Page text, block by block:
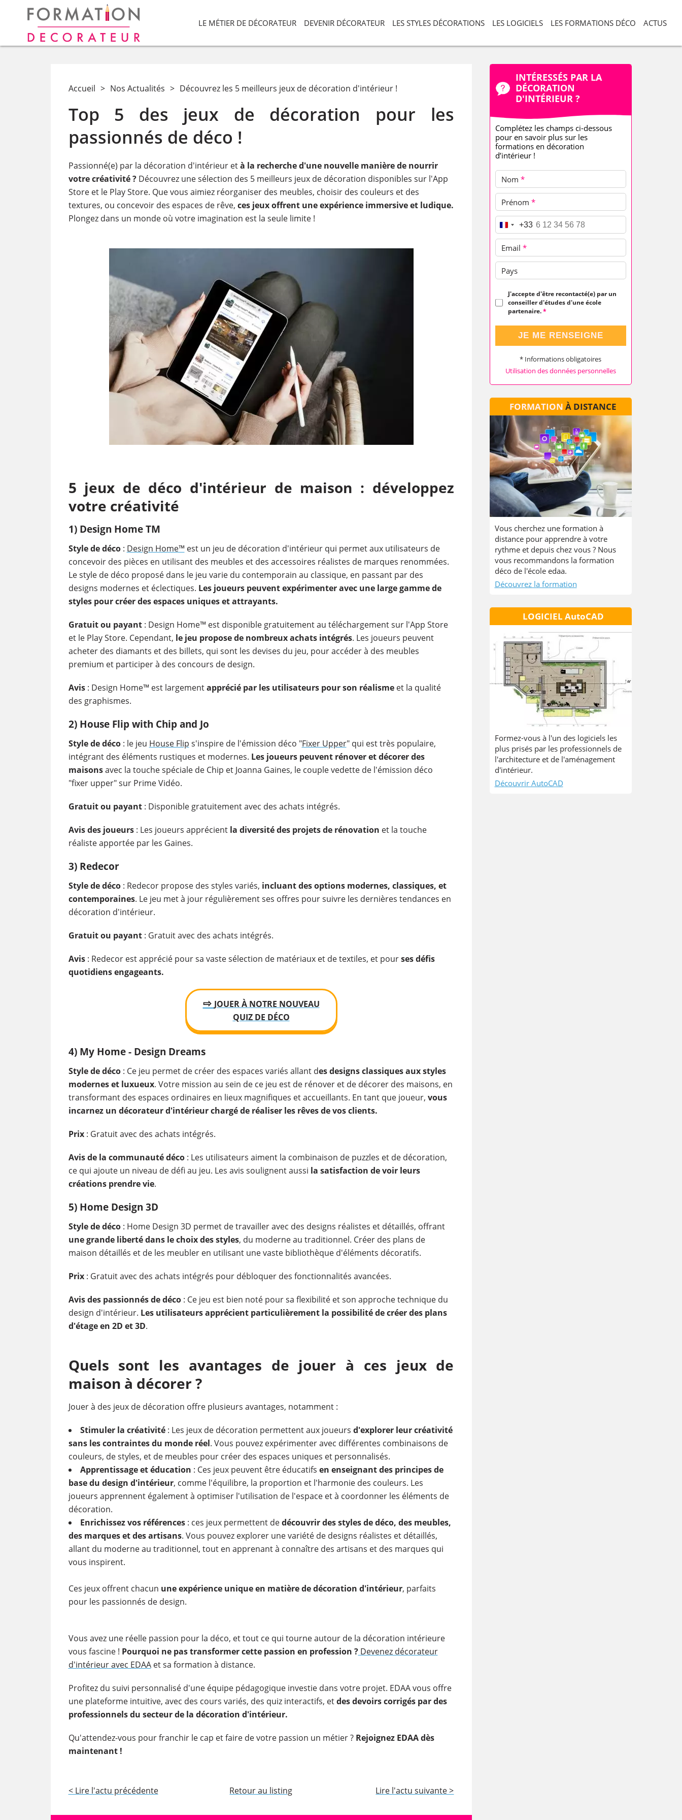
LE MÉTIER DE DÉCORATEUR DEVENIR DÉCORATEUR LES STYLES DÉCORATIONS LES LOGICIELS LES FORMATIONS DÉCO ACTUS
Accueil > Nos Actualités > Découvrez les 5 meilleurs jeux de décoration d'intérieur !
Top 5 des jeux de décoration pour les
passionnés de déco !
Passionné(e) par la décoration d'intérieur età la recherche d'une nouvelle manière de nourrir
votre créativité ?Découvrez une sélection des 5 meilleurs jeux de décoration disponibles sur l'App
Store et le Play Store. Que vous aimiez réorganiser des meubles, choisir des couleurs et des
textures, ou concevoir des espaces de rêve, ces jeux offrent une expérience immersive et ludique.
Plongez dans un monde où votre imagination est la seule limite !
5 jeux de déco d'intérieur de maison : développez
votre créativité
1) Design Home TM
Style de déco: Design Home™ est un jeu de décoration d'intérieur qui permet aux utilisateurs de
concevoir des pièces en utilisant des meubles et des accessoires réalistes de marques renommées.
Le style de déco proposé dans le jeu varie du contemporain au classique, en passant par des
designs modernes et éclectiques. Les joueurs peuvent expérimenter avec une large gamme de
styles pour créer des espaces uniques et attrayants.
Gratuit ou payant: Design Home™ est disponible gratuitement au téléchargement sur l'App Store
et le Play Store. Cependant, le jeu propose de nombreux achats intégrés. Les joueurs peuvent
acheter des diamants et des billets, qui sont les devises du jeu, pour accéder à des meubles
premium et participer à des concours de design.
Avis: Design Home™ est largementapprécié par les utilisateurs pour son réalisme et la qualité
des graphismes.
2) House Flip with Chip and Jo
Style de déco: le jeu House Flip s'inspire de l'émission déco "Fixer Upper" qui est très populaire,
intégrant des éléments rustiques et modernes. Les joueurs peuvent rénover et décorer des
maisonsavec la touche spéciale de Chip et Joanna Gaines, le couple vedette de l'émission déco
"fixer upper" sur Prime Vidéo.
Gratuit ou payant: Disponible gratuitement avec des achats intégrés.
Avis des joueurs: Les joueurs apprécient la diversité des projets de rénovation et la touche
réaliste apportée par les Gaines.
3) Redecor
Style de déco: Redecor propose des styles variés, incluant des options modernes, classiques, et
contemporaines. Le jeu met à jour régulièrement ses offres pour suivre les dernières tendances en
décoration d'intérieur.
Gratuit ou payant: Gratuit avec des achats intégrés.
Avis: Redecor est apprécié pour sa vaste sélection de matériaux et de textiles, et pourses défis
quotidiens engageants.
⇨ JOUER À NOTRE NOUVEAU
QUIZ DE DÉCO
4) My Home - Design Dreams
Style de déco: Ce jeu permet de créer des espaces variés allant des designs classiques aux styles
modernes et luxueux. Votre mission au sein de ce jeu est de rénover et de décorer des maisons, en
transformant des espaces ordinaires en lieux magnifiques et accueillants. En tant que joueur, vous
incarnez un décorateur d'intérieur chargé de réaliser les rêves de vos clients.
Prix: Gratuit avec des achats intégrés.
Avis de la communauté déco: Les utilisateurs aiment la combinaison de puzzles et de décoration,
ce qui ajoute un niveau de défi au jeu. Les avis soulignent aussi la satisfaction de voir leurs
créations prendre vie.
5) Home Design 3D
Style de déco: Home Design 3D permet de travailler avec des designs réalistes et détaillés, offrant
une grande liberté dans le choix des styles, du moderne au traditionnel. Créer des plans de
maison détaillés et de les meubler en utilisant une vaste bibliothèque d'éléments décoratifs.
Prix: Gratuit avec des achats intégrés pour débloquer des fonctionnalités avancées.
Avis des passionnés de déco: Ce jeu est bien noté pour sa flexibilité et son approche technique du
design d'intérieur. Les utilisateurs apprécient particulièrement la possibilité de créer des plans
d'étage en 2D et 3D.
Quels sont les avantages de jouer à ces jeux de
maison à décorer ?
Jouer à des jeux de décoration offre plusieurs avantages, notamment :
Stimuler la créativité: Les jeux de décoration permettent aux joueurs d'explorer leur créativité
sans les contraintes du monde réel. Vous pouvez expérimenter avec différentes combinaisons de
couleurs, de styles, et de meubles pour créer des espaces uniques et personnalisés.
Apprentissage et éducation : Ces jeux peuvent être éducatifs en enseignant des principes de
base du design d'intérieur, comme l'équilibre, la proportion et l'harmonie des couleurs. Les
joueurs apprennent également à optimiser l'utilisation de l'espace et à coordonner les éléments de
décoration.
Enrichissez vos références: ces jeux permettent dedécouvrir des styles de déco, des meubles,
des marques et des artisans. Vous pouvez explorer une variété de designs réalistes et détaillés,
allant du moderne au traditionnel, tout en apprenant à connaître des artisans et des marques qui
vous inspirent.
Ces jeux offrent chacun une expérience unique en matière de décoration d'intérieur, parfaits
pour les passionnés de design.
Vous avez une réelle passion pour la déco, et tout ce qui tourne autour de la décoration intérieure
vous fascine ! Pourquoi ne pas transformer cette passion en profession ?Devenez décorateur
d'intérieur avec EDAAet sa formation à distance.
Profitez du suivi personnalisé d'une équipe pédagogique investie dans votre projet. EDAA vous offre
une plateforme intuitive, avec des cours variés, des quiz interactifs, etdes devoirs corrigés par des
professionnels du secteur de la décoration d'intérieur.
Qu'attendez-vous pour franchir le cap et faire de votre passion un métier ? Rejoignez EDAA dès
maintenant !
< Lire l'actu précédente Retour au listing Lire l'actu suivante >
INTÉRESSÉS PAR LA
DÉCORATION
D'INTÉRIEUR ?
Complétez les champs ci-dessous
pour en savoir plus sur les
formations en décoration
d’intérieur !
Nom *
Prénom *
Téléphone*
+33
Email *
Pays
J'accepte d'être recontacté(e) par un
conseiller d'études d'une école
partenaire.*
JE ME RENSEIGNE
* Informations obligatoires
Utilisation des données personnelles
FORMATION À DISTANCE
Vous cherchez une formation à
distance pour apprendre à votre
rythme et depuis chez vous ? Nous
vous recommandons la formation
déco de l'école edaa.
Découvrez la formation
LOGICIEL AutoCAD
Formez-vous à l'un des logiciels les
plus prisés par les professionnels de
l'architecture et de l'aménagement
d'intérieur.
Découvrir AutoCAD